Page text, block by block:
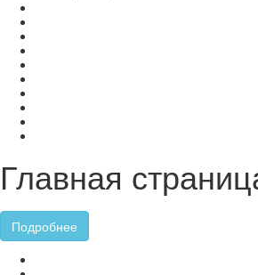
Главная
Подробнее